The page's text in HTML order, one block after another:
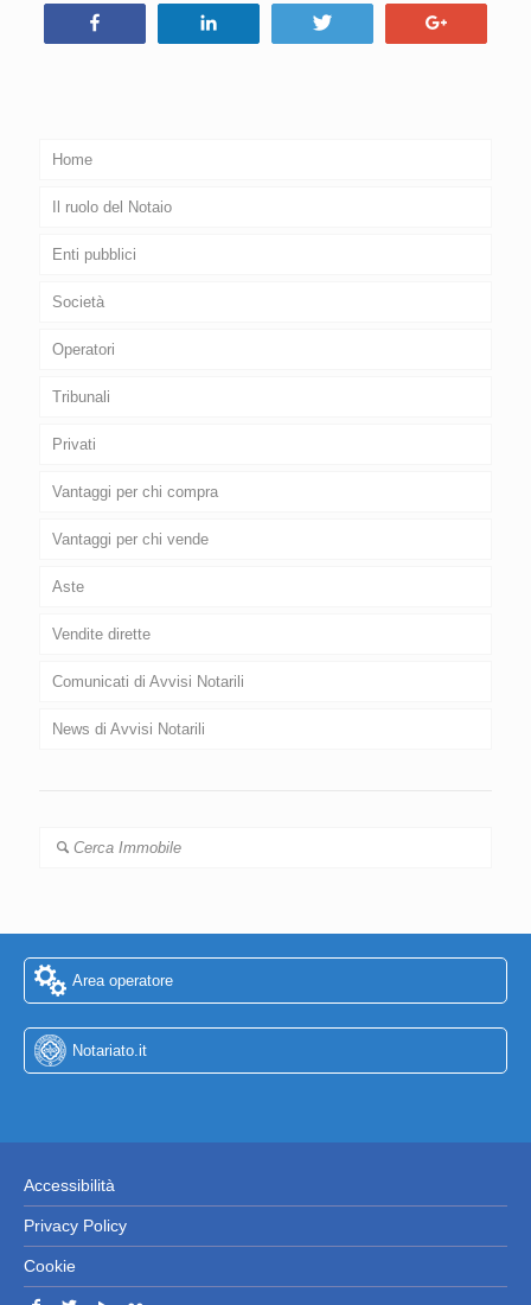
Home
Il ruolo del Notaio
Enti pubblici
Società
Operatori
Tribunali
Privati
Vantaggi per chi compra
Vantaggi per chi vende
Aste
Vendite dirette
Comunicati di Avvisi Notarili
News di Avvisi Notarili
Cerca Immobile
Area operatore
Notariato.it
Accessibilità
Privacy Policy
Cookie